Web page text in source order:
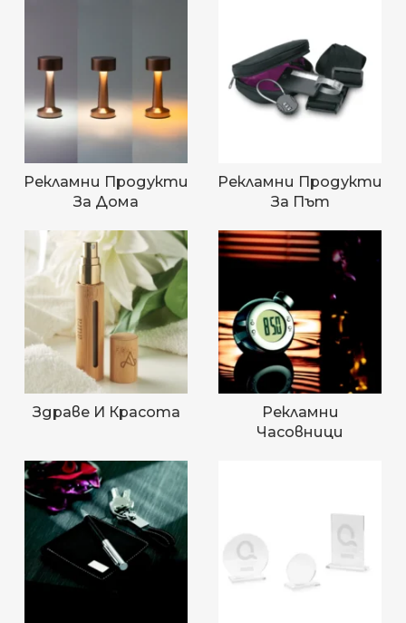
Рекламни Продукти
За Дома
Рекламни Продукти
За Път
Здраве И Красота
Рекламни
Часовници